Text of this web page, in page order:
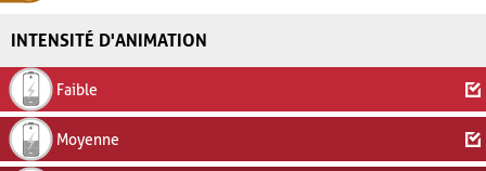
INTENSITÉ D'ANIMATION
Faible
Moyenne